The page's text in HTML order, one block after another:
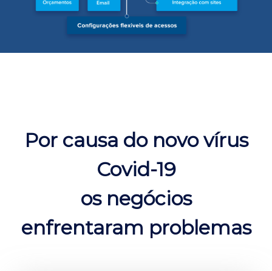
Por causa do novo vírus
Covid-19
os negócios
enfrentaram problemas